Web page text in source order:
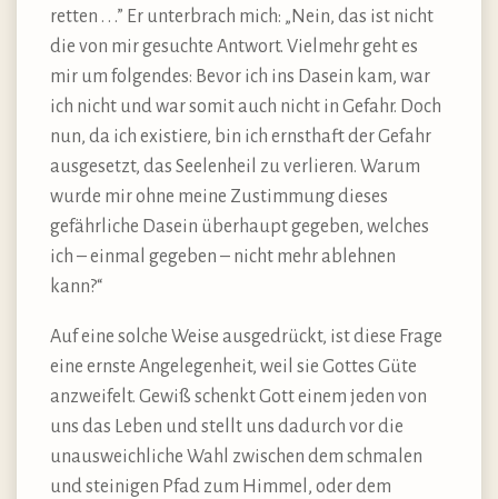
retten . . .” Er unterbrach mich: „Nein, das ist nicht
die von mir gesuchte Antwort. Vielmehr geht es
mir um folgendes: Bevor ich ins Dasein kam, war
ich nicht und war somit auch nicht in Gefahr. Doch
nun, da ich existiere, bin ich ernsthaft der Gefahr
ausgesetzt, das Seelenheil zu verlieren. Warum
wurde mir ohne meine Zustimmung dieses
gefährliche Dasein überhaupt gegeben, welches
ich – einmal gegeben – nicht mehr ablehnen
kann?“
Auf eine solche Weise ausgedrückt, ist diese Frage
eine ernste Angelegenheit, weil sie Gottes Güte
anzweifelt. Gewiß schenkt Gott einem jeden von
uns das Leben und stellt uns dadurch vor die
unausweichliche Wahl zwischen dem schmalen
und steinigen Pfad zum Himmel, oder dem